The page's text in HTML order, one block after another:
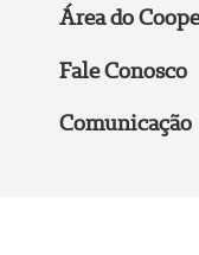
Área do
Fale Conosco
Comunicação